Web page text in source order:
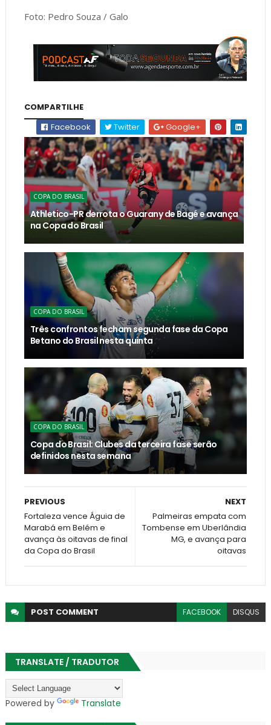
Foto: Pedro Souza / Galo
COMPARTILHE
Facebook
Twitter Google+
COPA DO BRASIL
Athletico-PR derrota o Guarany de Bagé e avança
na Copa do Brasil
COPA DO BRASIL
Três confrontos fecham segunda fase da Copa
Betano do Brasil nesta quinta
COPA DO BRASIL
Copa do Brasil: Clubes da terceira fase serão
definidos nesta semana
NEXT
Palmeiras empata com
Tombense em Uberlândia
MG, e avança para
oitavas
PREVIOUS
Fortaleza vence Águia de
Marabá em Belém e
avança às oitavas de final
da Copa do Brasil
POST COMMENT FACEBOOK DISQUS
TRANSLATE / TRADUTOR
Powered by Translate